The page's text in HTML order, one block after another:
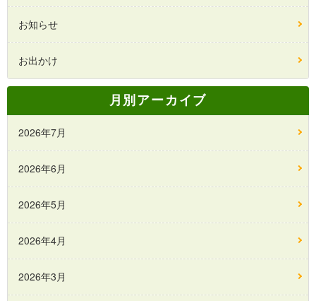
お知らせ
お出かけ
月別アーカイブ
2026年7月
2026年6月
2026年5月
2026年4月
2026年3月